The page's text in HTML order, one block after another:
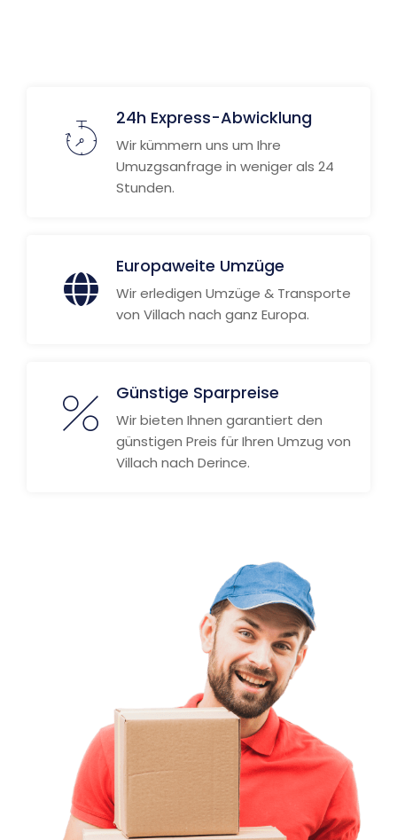
24h Express-Abwicklung
Wir kümmern uns um Ihre
Umuzgsanfrage in weniger als 24
Stunden.
Europaweite Umzüge
Wir erledigen Umzüge & Transporte
von Villach nach ganz Europa.
Günstige Sparpreise
Wir bieten Ihnen garantiert den
günstigen Preis für Ihren Umzug von
Villach nach Derince.